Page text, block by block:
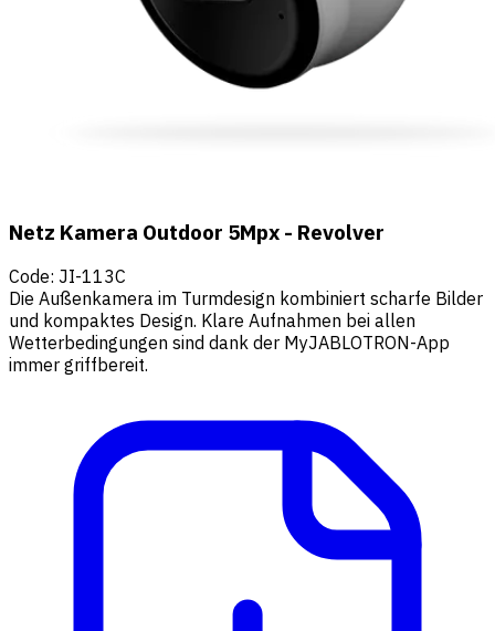
Netz Kamera Outdoor 5Mpx - Revolver
Code: JI-113C
Die Außenkamera im Turmdesign kombiniert scharfe Bilder
und kompaktes Design. Klare Aufnahmen bei allen
Wetterbedingungen sind dank der MyJABLOTRON-App
immer griffbereit.